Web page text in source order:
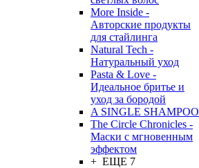
More Inside -
Авторские продукты
для стайлинга
Natural Tech -
Натуральный уход
Pasta & Love -
Идеальное бритье и
уход за бородой
A SINGLE SHAMPOO
The Circle Chronicles -
Маски с мгновенным
эффектом
+ ЕЩЕ 7